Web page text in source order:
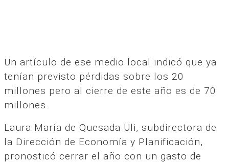
Un artículo de ese medio local indicó que ya
tenían previsto pérdidas sobre los 20
millones pero al cierre de este año es de 70
millones.
Laura María de Quesada Uli, subdirectora de
la Dirección de Economía y Planificación,
pronosticó cerrar el año con un gasto de